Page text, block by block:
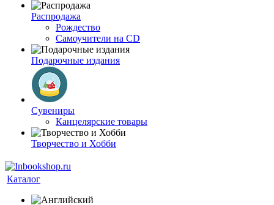
Распродажа
Рождество
Самоучители на CD
Подарочные издания
Сувениры
Канцелярские товары
Творчество и Хобби
Каталог